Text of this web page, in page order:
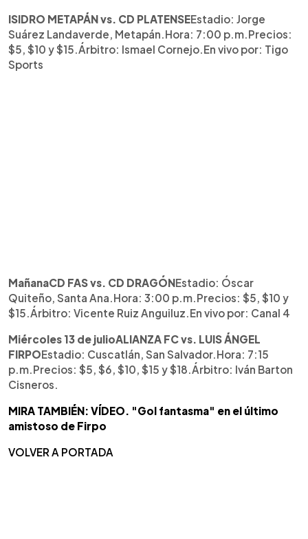
ISIDRO METAPÁN vs. CD PLATENSEEstadio: Jorge
Suárez Landaverde, Metapán.Hora: 7:00 p.m.Precios:
$5, $10 y $15.Árbitro: Ismael Cornejo.En vivo por: Tigo
Sports
MañanaCD FAS vs. CD DRAGÓNEstadio: Óscar
Quiteño, Santa Ana.Hora: 3:00 p.m.Precios: $5, $10 y
$15.Árbitro: Vicente Ruiz Anguiluz.En vivo por: Canal 4
Miércoles 13 de julioALIANZA FC vs. LUIS ÁNGEL
FIRPOEstadio: Cuscatlán, San Salvador.Hora: 7:15
p.m.Precios: $5, $6, $10, $15 y $18.Árbitro: Iván Barton
Cisneros.
MIRA TAMBIÉN: VÍDEO. "Gol fantasma" en el último
amistoso de Firpo
VOLVER A PORTADA